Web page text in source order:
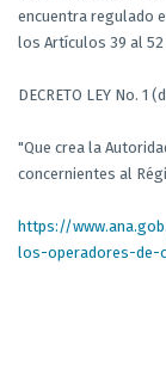
encuentra regulado
los Artículos 39 al
DECRETO LEY No. 1
"Que crea la
concernientes al
https://
los-operadores-de-